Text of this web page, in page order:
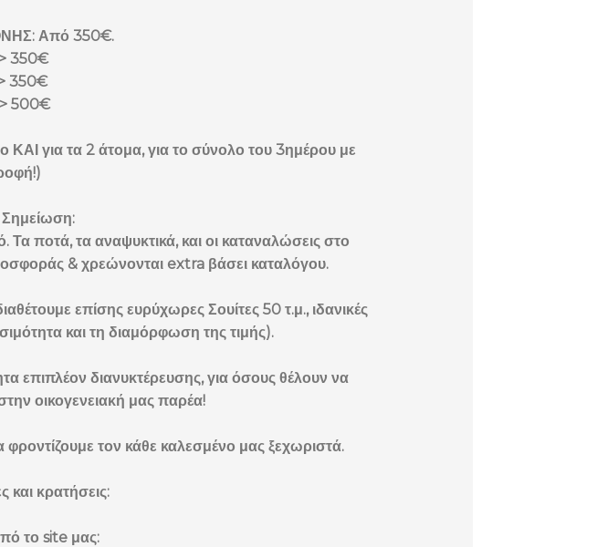
Από 350€.
350€
350€
500€
για τα 2 άτομα, για το σύνολο του 3ημέρου με
Τα ποτά, τα αναψυκτικά, και οι καταναλώσεις στο
& χρεώνονται extra βάσει καταλόγου.
επίσης ευρύχωρες Σουίτες 50 τ.μ., ιδανικές
και τη διαμόρφωση της τιμής).
επιπλέον διανυκτέρευσης, για όσους θέλουν να
οικογενειακή μας παρέα!
φροντίζουμε τον κάθε καλεσμένο μας ξεχωριστά.
και κρατήσεις:
το site μας: